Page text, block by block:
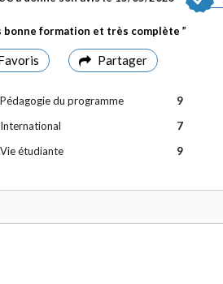
bonne formation et très complète
Partager
Pédagogie du programme
9
International
7
Vie étudiante
9